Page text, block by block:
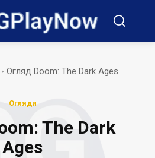
Огляд Doom: The Dark Ages
Огляди
The Dark
Ages